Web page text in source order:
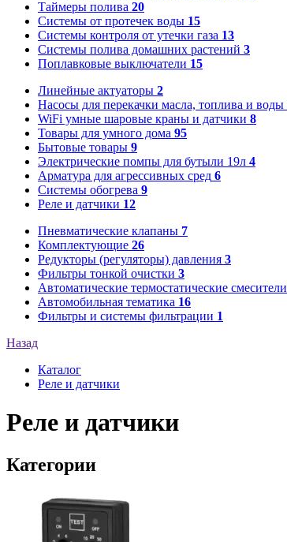
Таймеры полива 20
Системы от протечек воды 15
Системы контроля от утечки газа 13
Системы полива домашних растений 3
Поплавковые выключатели 15
Линейные актуаторы 2
Насосы для перекачки масла, топлива и воды
WiFi умные шаровые краны и датчики 8
Товары для умного дома 95
Бытовые товары 9
Электрические помпы для бутыли 19л 4
Арматура для агрессивных сред 6
Системы обогрева 9
Реле и датчики 12
Пневматические клапаны 7
Комплектующие 26
Редукторы (регуляторы) давления 3
Фильтры тонкой очистки 3
Автоматические термостатические смесители
Автомобильная тематика 16
Фильтры и системы фильтрации 1
Назад
Каталог
Реле и датчики
Реле и датчики
Категории